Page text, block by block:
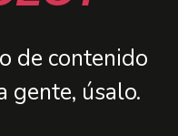
de contenido
gente, úsalo.